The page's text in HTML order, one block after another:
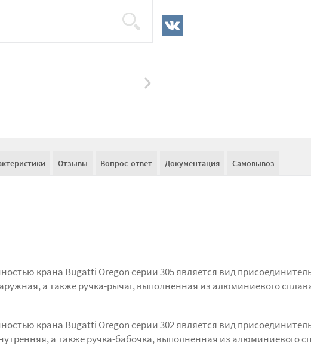
Отзывы Вопрос-ответ Документация Самовывоз
крана Bugatti Oregon серии 305 является вид
а также ручка-рычаг, выполненная из алюминиевого
крана Bugatti Oregon серии 302 является вид
а также ручка-бабочка, выполненная из алюминиевого